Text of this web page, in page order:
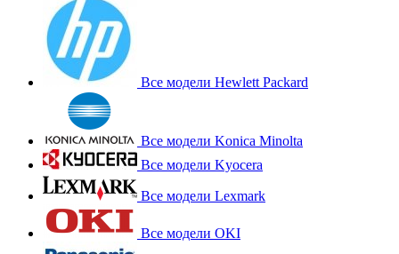
Все модели Hewlett Packard
Все модели Konica Minolta
Все модели Kyocera
Все модели Lexmark
Все модели OKI